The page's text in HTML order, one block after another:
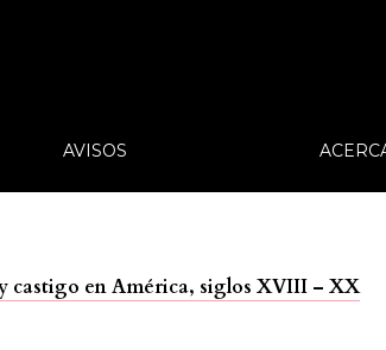
AVISOS
castigo en América, siglos XVIII – XX